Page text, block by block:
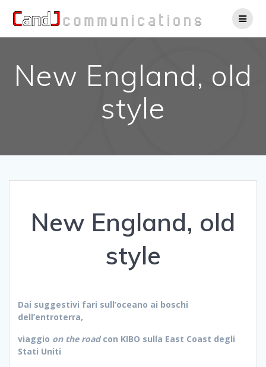
al
New England, old
style
New England, old
style
Dai suggestivi fari sull’oceano ai boschi
dell’entroterra,
viaggio on the roadcon KIBO sulla East Coast degli
Stati Uniti